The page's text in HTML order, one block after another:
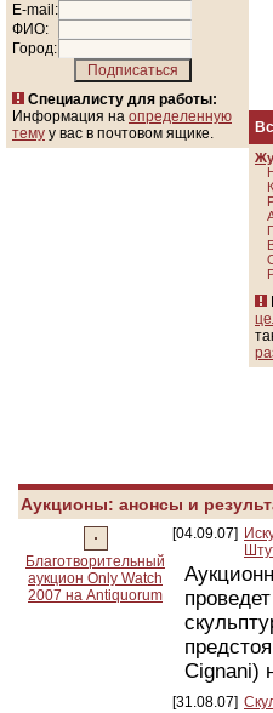
E-mail:
ФИО:
Город:
Специалисту для работы:
Информация на определенную
тему у вас в почтовом ящике.
Аукционы: анонсы и
Благотворительный
аукцион Only Watch
2007 на Antiquorum
[04.09.07]
Cignani)
[31.08.07]